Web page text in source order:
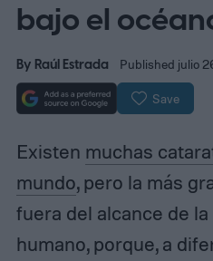
bajo el
By Raúl Estrada Published julio
Save
Existen muchas
mundo, pero la más
fuera del alcance de
humano, porque, a